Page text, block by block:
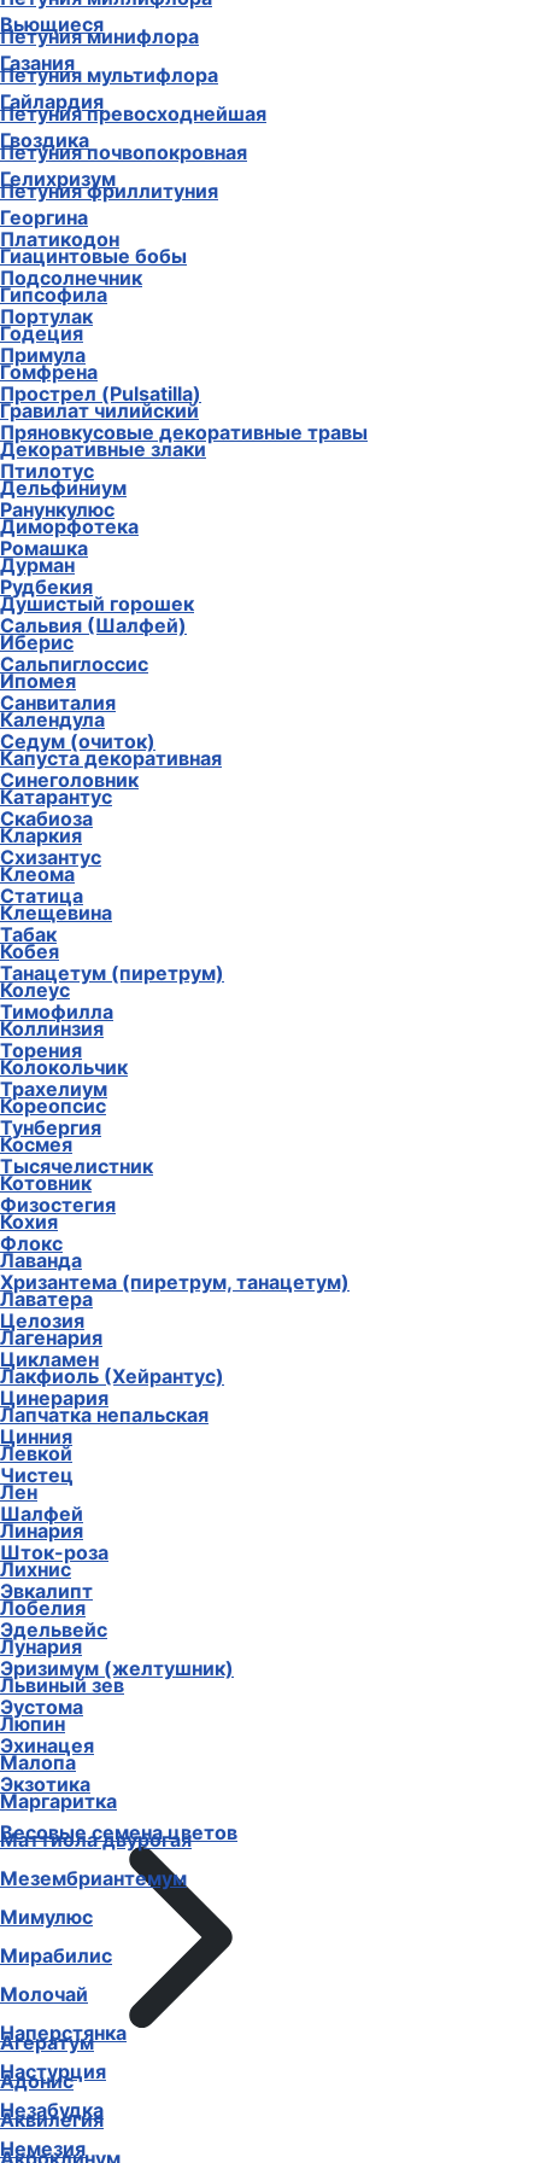
Петуния минифлора
Петуния мультифлора
Петуния превосходнейшая
Петуния почвопокровная
Петуния фриллитуния
Платикодон
Подсолнечник
Портулак
Примула
Прострел (Pulsatilla)
Пряновкусовые декоративные травы
Птилотус
Ранункулюс
Ромашка
Рудбекия
Сальвия (Шалфей)
Сальпиглоссис
Санвиталия
Седум (очиток)
Синеголовник
Скабиоза
Схизантус
Статица
Табак
Танацетум (пиретрум)
Тимофилла
Торения
Трахелиум
Тунбергия
Тысячелистник
Физостегия
Флокс
Хризантема (пиретрум, танацетум)
Целозия
Цикламен
Цинерария
Цинния
Чистец
Шалфей
Шток-роза
Эвкалипт
Эдельвейс
Эризимум (желтушник)
Эустома
Эхинацея
Экзотика
Весовые семена цветов
Агератум
Адонис
Аквилегия
Акроклинум
Вьющиеся
Газания
Гайлардия
Гвоздика
Гелихризум
Георгина
Гиацинтовые бобы
Гипсофила
Годеция
Гомфрена
Гравилат чилийский
Декоративные злаки
Дельфиниум
Диморфотека
Дурман
Душистый горошек
Иберис
Ипомея
Календула
Капуста декоративная
Катарантус
Кларкия
Клеома
Клещевина
Кобея
Колеус
Коллинзия
Колокольчик
Кореопсис
Космея
Котовник
Кохия
Лаванда
Лаватера
Лагенария
Лакфиоль (Хейрантус)
Лапчатка непальская
Левкой
Лен
Линария
Лихнис
Лобелия
Лунария
Львиный зев
Люпин
Малопа
Маргаритка
Маттиола двурогая
Мезембриантемум
Мимулюс
Мирабилис
Молочай
Наперстянка
Настурция
Незабудка
Немезия